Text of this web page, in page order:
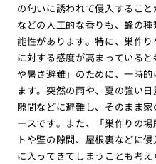
の匂いに誘われて侵入するこ
などの人工的な香りも、蜂の
能性があります。特に、巣作
に対する感度が高まっている
や暑さ避難」のために、一時
ます。突然の雨や、夏の強い
隙間などに避難し、そのまま
ースです。また、「巣作りの
トや壁の隙間、屋根裏などに
に入ってきてしまうことも考